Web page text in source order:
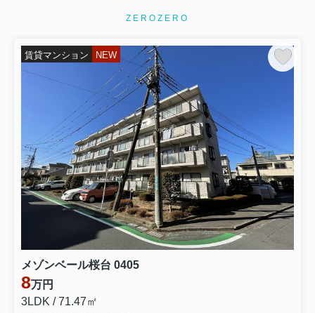
ZEROZERO
賃貸マンション NEW
メゾンベール桜台 0405
8万円
3LDK / 71.47㎡